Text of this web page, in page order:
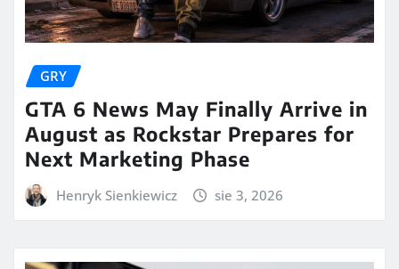
GRY
GTA 6 News May Finally Arrive in
August as Rockstar Prepares for
Next Marketing Phase
Henryk Sienkiewicz sie 3, 2026